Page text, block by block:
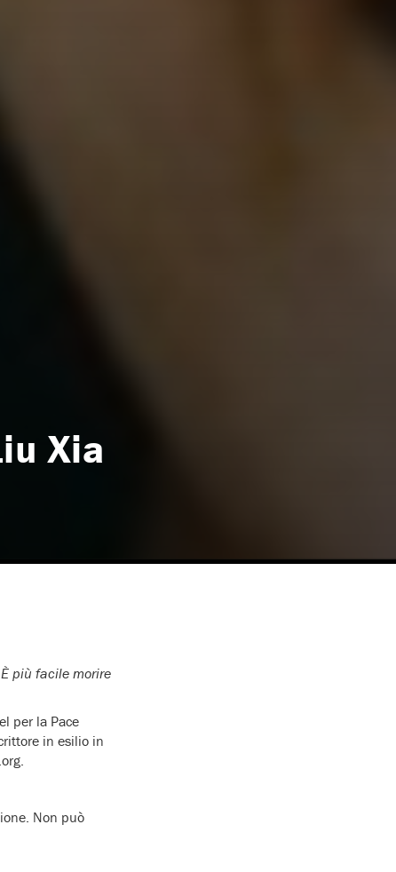
Xia
più facile morire
per la Pace
in esilio in
Non può